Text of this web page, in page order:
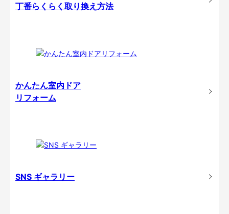
丁番らくらく取り換え方法
かんたん室内ドア
リフォーム
SNS ギャラリー